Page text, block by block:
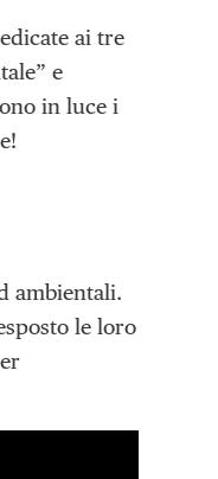
ai tre
e
in luce i
ambientali.
le loro